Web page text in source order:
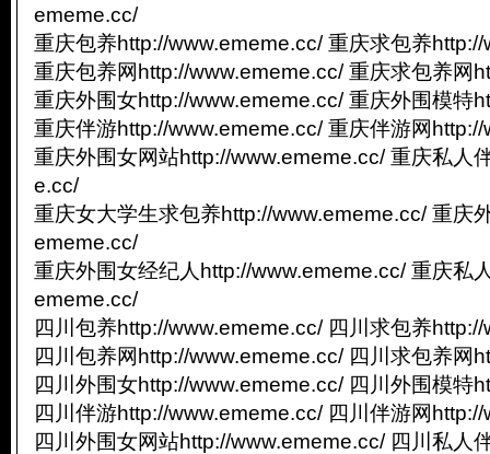
ememe.cc/
重庆包养http://www.ememe.cc/ 重庆求包养
重庆包养网http://www.ememe.cc/ 重庆求包养网
重庆外围女http://www.ememe.cc/ 重庆外围模特
重庆伴游http://www.ememe.cc/ 重庆伴游网
重庆外围女网站http://www.ememe.cc/ 重庆私人
e.cc/
重庆女大学生求包养http://www.ememe.cc/ 重庆
ememe.cc/
重庆外围女经纪人http://www.ememe.cc/ 重庆私
ememe.cc/
四川包养http://www.ememe.cc/ 四川求包养
四川包养网http://www.ememe.cc/ 四川求包养网
四川外围女http://www.ememe.cc/ 四川外围模特
四川伴游http://www.ememe.cc/ 四川伴游网
四川外围女网站http://www.ememe.cc/ 四川私人